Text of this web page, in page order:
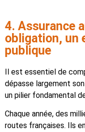
4. Assurance
obligation, un
publique
Il est essentiel de
dépasse largement
un pilier fondamental
Chaque année, des
routes françaises. Ils